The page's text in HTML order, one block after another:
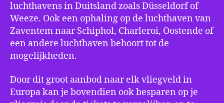
luchthavens in Duitsland zoals Düsseldorf of
Weeze. Ook een ophaling op de luchthaven van
Zaventem naar Schiphol, Charleroi, Oostende of
een andere luchthaven behoort tot de
mogelijkheden.
Door dit groot aanbod naar elk vliegveld in
Europa kan je bovendien ook besparen op je